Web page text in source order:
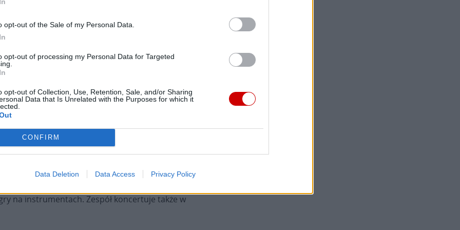
opt-out of the Sale of my Personal Data.
opt-out of processing my Personal Data for Targeted
opt-out of Collection, Use, Retention, Sale, and/or Sharing
Data that Is Unrelated with the Purposes for which it
CONFIRM
Data Deletion Data Access Privacy Policy
1925 roku. Jej pierwszym kapelmistrzem był Józefa
Stańczyka, po jego śmierci działalność orkiestry
ustała na długie lata.
po wojnie inicjatorem wskrzeszenia orkiestry
był ówczesny superior ks. Józef Jura. Udało się to w
się reaktywowania zespołu, gromadzenia
oraz nauczania gry na
który kierował zespołem aż do swej
Piotr Kaczor.
uroczystości kościelnych w
na instrumentach. Zespół koncertuje także w